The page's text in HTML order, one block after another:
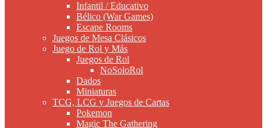
Infantil / Educativo
Bélico (War Games)
Escape Rooms
Juegos de Mesa Clásicos
Juego de Rol y Más
Juegos de Rol
NoSoloRol
Dados
Miniaturas
TCG, LCG y Juegos de Cartas
Pokemon
Magic The Gathering